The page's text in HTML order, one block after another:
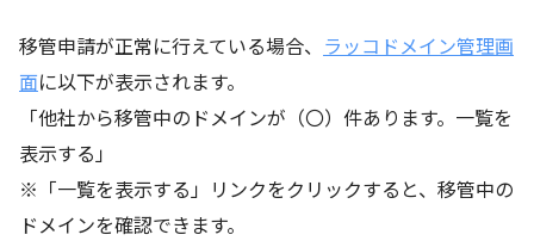
移管申請が正常に行えている場合、 ラッコドメイン管理画
面に以下が表示されます。
「他社から移管中のドメインが（〇）件あります。一覧を
表示する」
※「一覧を表示する」リンクをクリックすると、移管中の
ドメインを確認できます。